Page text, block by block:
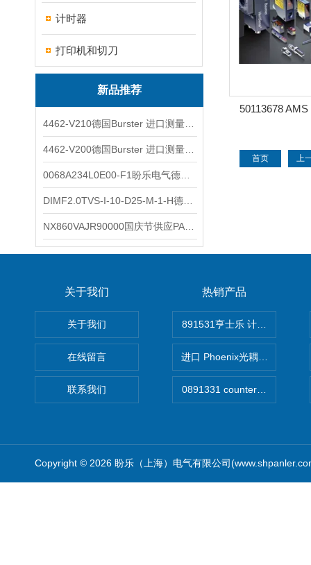
计时器
打印机和切刀
新品推荐
50113678
AMS
首页 上
关于我们
关于我们
在线留言
联系我们
热销产品
891531亨士乐 计时器
进口 Phoenix光耦开关
Copyright © 2026 盼乐（上海）电气有限公司